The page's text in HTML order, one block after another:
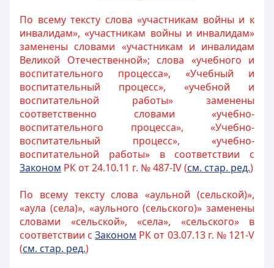
По всему тексту слова «участникам войны и к
инвалидам», «участникам войны и инвалидам»
заменены словами «участникам и инвалидам
Великой Отечественной»; слова «учебного и
воспитательного процесса», «Учебный и
воспитательный процесс», «учебной и
воспитательной работы» заменены
соответственно словами «учебно-
воспитательного процесса», «Учебно-
воспитательный процесс», «учебно-
воспитательной работы» в соответствии с
3аконом РК от 24.10.11 г. № 487-IV (см. стар. ред.)
По всему тексту слова «аульной (сельской)»,
«аула (села)», «аульного (сельского)» заменены
словами «сельской», «села», «сельского» в
соответствии сЗаконом РК от 03.07.13 г. № 121-V
(см. стар. ред.)